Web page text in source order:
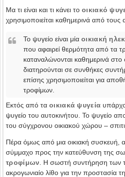
Μα τι είναι και τι κάνει το οικιακό
χρησιμοποιείται καθημερινά από
Το ψυγείο είναι μία οικιακή
που αφαιρεί θερμότητα από τα
καταναλώνονται καθημερινά
διατηρούνται σε συνθήκες
επίσης χρησιμοποιείται για
τροφίμων.
Εκτός από τα οικιακά ψυγεία
ψυγείο του αυτοκινήτου. Το ψυγείο
του σύγχρονου οικιακού χώρου –
Πέρα όμως από μια οικιακή συσκευή,
σύμμαχο προς την κατεύθυνση της
τροφίμων . Η σωστή συντήρηση των
ακρογωνιαίο λίθο για την προστασία